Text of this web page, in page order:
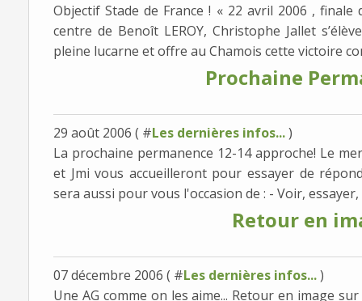
Objectif Stade de France ! « 22 avril 2006 ,
centre de Benoît LEROY, Christophe Jallet
pleine lucarne et offre au Chamois cette victoire
Prochaine
29 août 2006 ( #Les dernières infos...)
La prochaine permanence 12-14 approche! Le
et Jmi vous accueilleront pour essayer de
sera aussi pour vous l'occasion de : - Voir, essayer,
Retour en
07 décembre 2006 ( #Les dernières infos...)
Une AG comme on les aime... Retour en image